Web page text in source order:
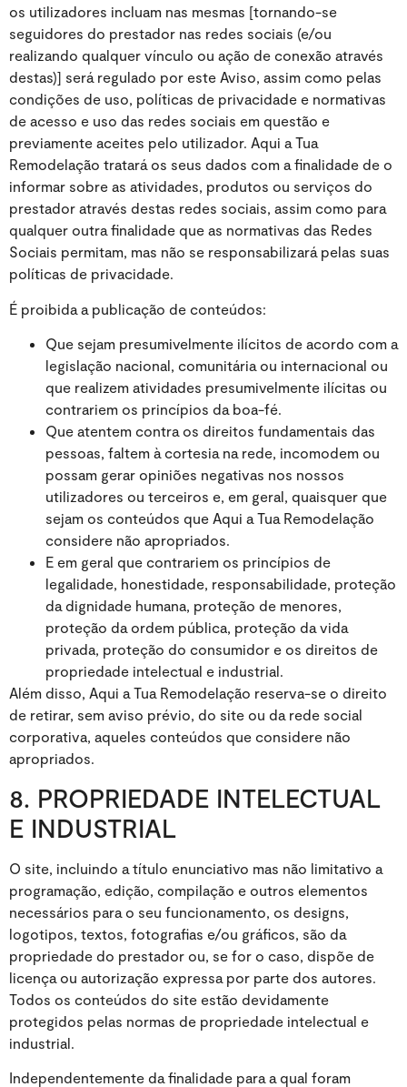
os utilizadores incluam nas mesmas [tornando-se
seguidores do prestador nas redes sociais (e/ou
realizando qualquer vínculo ou ação de conexão através
destas)] será regulado por este Aviso, assim como pelas
condições de uso, políticas de privacidade e normativas
de acesso e uso das redes sociais em questão e
previamente aceites pelo utilizador. Aqui a Tua
Remodelação tratará os seus dados com a finalidade de o
informar sobre as atividades, produtos ou serviços do
prestador através destas redes sociais, assim como para
qualquer outra finalidade que as normativas das Redes
Sociais permitam, mas não se responsabilizará pelas suas
políticas de privacidade.
É proibida a publicação de conteúdos:
Que sejam presumivelmente ilícitos de acordo com a
legislação nacional, comunitária ou internacional ou
que realizem atividades presumivelmente ilícitas ou
contrariem os princípios da boa-fé.
Que atentem contra os direitos fundamentais das
pessoas, faltem à cortesia na rede, incomodem ou
possam gerar opiniões negativas nos nossos
utilizadores ou terceiros e, em geral, quaisquer que
sejam os conteúdos que Aqui a Tua Remodelação
considere não apropriados.
E em geral que contrariem os princípios de
legalidade, honestidade, responsabilidade, proteção
da dignidade humana, proteção de menores,
proteção da ordem pública, proteção da vida
privada, proteção do consumidor e os direitos de
propriedade intelectual e industrial.
Além disso, Aqui a Tua Remodelação reserva-se o direito
de retirar, sem aviso prévio, do site ou da rede social
corporativa, aqueles conteúdos que considere não
apropriados.
8. PROPRIEDADE INTELECTUAL
E INDUSTRIAL
O site, incluindo a título enunciativo mas não limitativo a
programação, edição, compilação e outros elementos
necessários para o seu funcionamento, os designs,
logotipos, textos, fotografias e/ou gráficos, são da
propriedade do prestador ou, se for o caso, dispõe de
licença ou autorização expressa por parte dos autores.
Todos os conteúdos do site estão devidamente
protegidos pelas normas de propriedade intelectual e
industrial.
Independentemente da finalidade para a qual foram